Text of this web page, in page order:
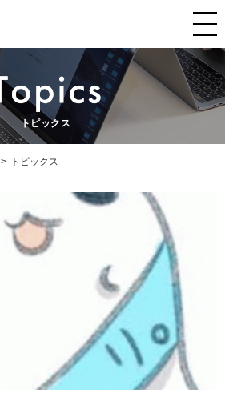
トピックス
> トピックス